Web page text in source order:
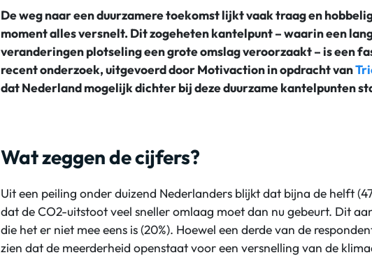
De weg naar een duurzamere toekomst lijkt vaak traag en
moment alles versnelt. Dit zogeheten kantelpunt – waarin een
veranderingen plotseling een grote omslag veroorzaakt – is een
recent onderzoek, uitgevoerd door Motivaction in opdracht van
dat Nederland mogelijk dichter bij deze duurzame kantelpunten
Wat zeggen de cijfers?
Uit een peiling onder duizend Nederlanders blijkt dat bijna de helft
dat de CO2-uitstoot veel sneller omlaag moet dan nu gebeurt. Dit
die het er niet mee eens is (20%). Hoewel een derde van de
zien dat de meerderheid openstaat voor een versnelling van de